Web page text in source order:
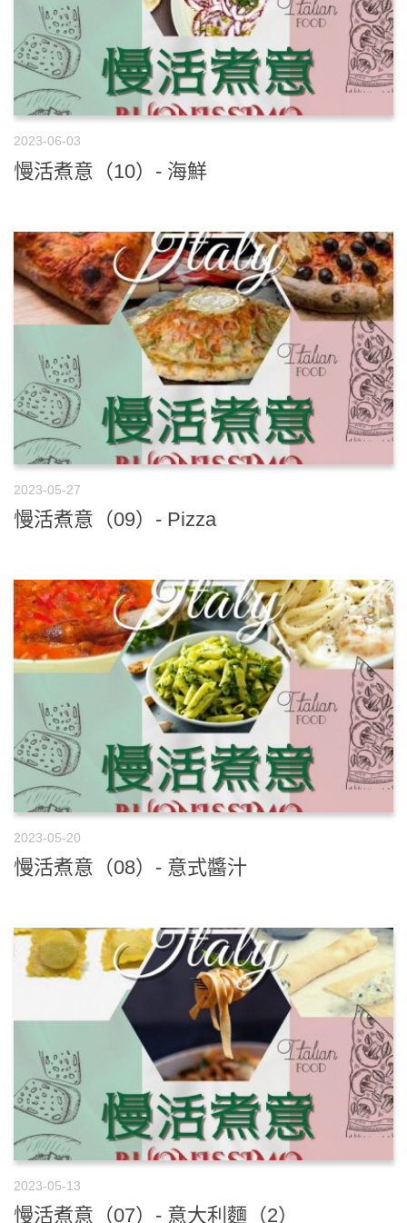
2023-06-03
慢活煮意（10）- 海鮮
2023-05-27
慢活煮意（09）- Pizza
2023-05-20
慢活煮意（08）- 意式醬汁
2023-05-13
慢活煮意（07）- 意大利麵（2）